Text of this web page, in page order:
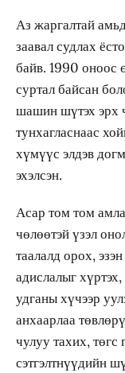
Аз жаргалтай
заавал судлах
байв. 1990 оноос
суртал байсан
шашин шүтэх эрх
тунхагласнаас
хүмүүс элдэв
эхэлсэн.
Асар том том
чөлөөтэй үзэл
таалалд орох,
адислалыг хүртэх,
удганы хүчээр
анхаарлаа
чулуу тахих, төгс
сэтгэлтнүүдийн